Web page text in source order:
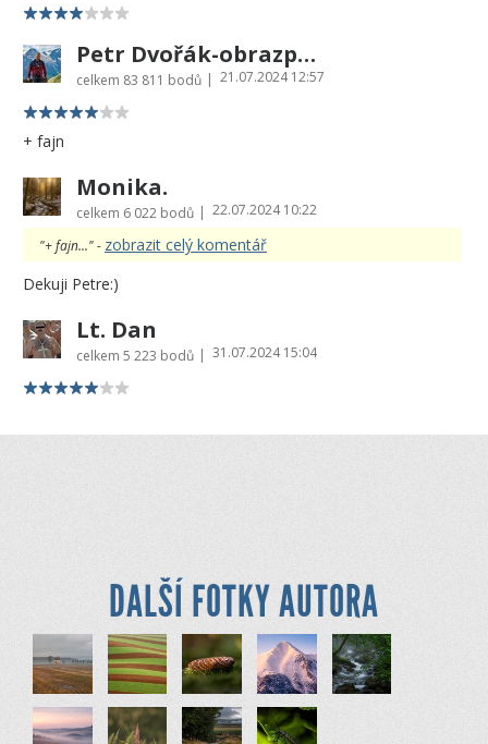
Petr Dvořák-obrazprovas.cz
celkem 83 811 bodů | 21.07.2024 12:57
+ fajn
Monika.
celkem 6 022 bodů | 22.07.2024 10:22
"+ fajn..." - zobrazit celý komentář
Dekuji Petre:)
Lt. Dan
celkem 5 223 bodů | 31.07.2024 15:04
DALŠÍ FOTKY AUTORA